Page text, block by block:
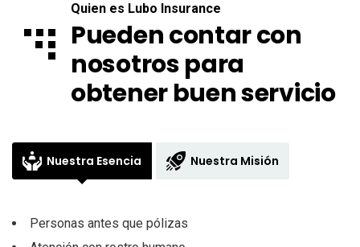
Quien es Lubo Insurance
Pueden contar con
nosotros para
obtener buen servicio
Nuestra Esencia Nuestra Misión
Personas antes que pólizas